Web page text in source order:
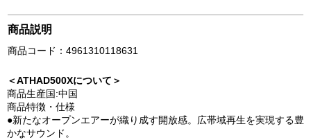
商品説明
商品コード：4961310118631
＜ATHAD500Xについて＞
商品生産国:中国
商品特徴・仕様
●新たなオープンエアーが織り成す開放感。広帯域再生を実現する豊
かなサウンド。